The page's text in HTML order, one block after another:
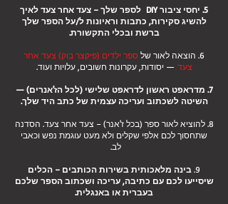
5. יחסי ציבור DIY לספר שלך ­– צעד אחר צעד לאיך
להשיג סקירות, כתבות וראיונות ל/על הספר שלך
ברשת ובכלי התקשורת.
6. הוצאה לאור של
ספר ילדים (פיקצר בוק) צעד אחר
צעד — יסודות, עקרונות חשובים, עלויות ועוד.
7. מדראפט ראשון לדראפט שלישי (לכל הז'אנרים) —
השיטה לשכתוב ועריכה עצמית של כתב היד שלך.
8. להוציא לאור ספר (בכל ז'אנר) – צעד אחר צעד. הסדנה
שתחסוך לכם אלפי שקלים ולא מעט עוגמת נפש וכאבי
לב.
9. בינה מלאכותית בשירות הכותבים – הכלים
שיסייעו לכם עם כתיבה, עריכה ושכתוב הספר שלכם
בעברית או באנגלית.